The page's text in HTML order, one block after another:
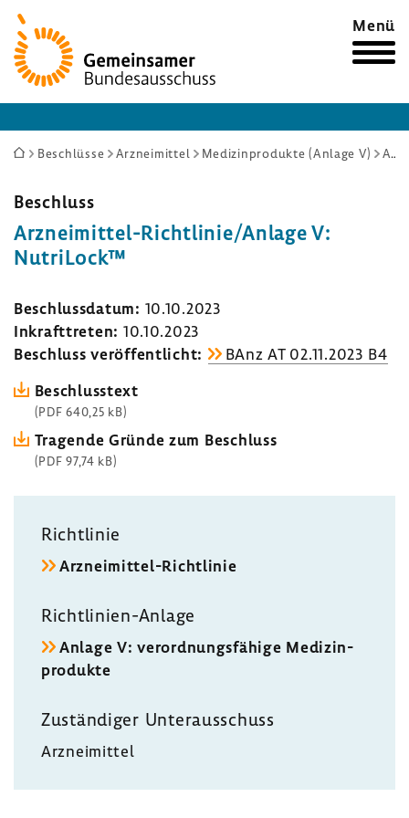
Zur
Startseite
Menü
Sie
hier:
Beschlüsse Arzneimittel Medizinprodukte (Anlage V) Arzneimittel-Richtlinie/Anlage V: NutriLock™
Beschluss
Arzneimittel-​Richtlinie/Anlage V:
Nutri­Lock™
Beschluss­datum: 10.10.2023
Inkraft­treten: 10.10.2023
Beschluss veröf­fent­licht:
BAnz AT 02.11.2023 B4
Beschluss­text
(PDF 640,25 kB)
Tragende Gründe zum Beschluss
(PDF 97,74 kB)
Richt­linie
Arzneimittel-​Richtlinie
Richtlinien-​Anlage
Anlage V: verord­nungs­fä­hige Medi­zin­
pro­dukte
Zustän­diger Unter­aus­schuss
Arznei­mittel